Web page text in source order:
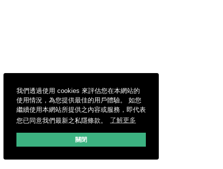
我們透過使用 cookies 來評估您在本網站的
使用情況，為您提供最佳的用戶體驗。 如您
繼續使用本網站所提供之內容或服務，即代表
您已同意我們最新之私隱條款。
了解更多
關閉